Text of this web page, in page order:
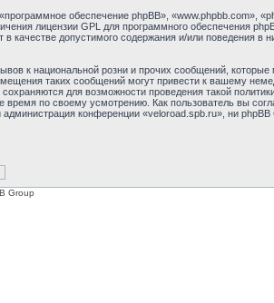
обеспечение phpBB», «www.phpbb.com»,
лицензии GPL для программного обеспечения
качестве допустимого содержания и/или поведения в
к национальной розни и прочих сообщений,
таких сообщений могут привести к вашему
для возможности проведения такой
по своему усмотрению. Как пользователь вы
конференции «veloroad.spb.ru», ни
Group